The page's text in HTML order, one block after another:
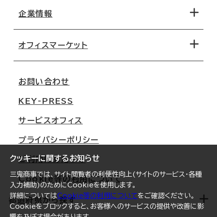
クッキーに関するお知らせ
三鬼商事では、サイト閲覧者の利便性向上(サイトのサービス・各種
入力補助)のためにCookieを使用します。
詳細についてはCookie等の利用についてをご確認ください。
Cookieをブロックすると、お客様へのサービスの提供や改善に影
地図から探す
路線・駅から探す
移転コストシミュレーション
移転スケジュール
オフィス移転Q&A
企業情報
オフィスマーケット
大阪
名古屋
札幌
仙台
横浜
福岡
お問い合わせ
KEY-PRESS
サービスオフィス
プライバシーポリシー
ご利用にあたって
Cookie等の利用について
都道府県から探す